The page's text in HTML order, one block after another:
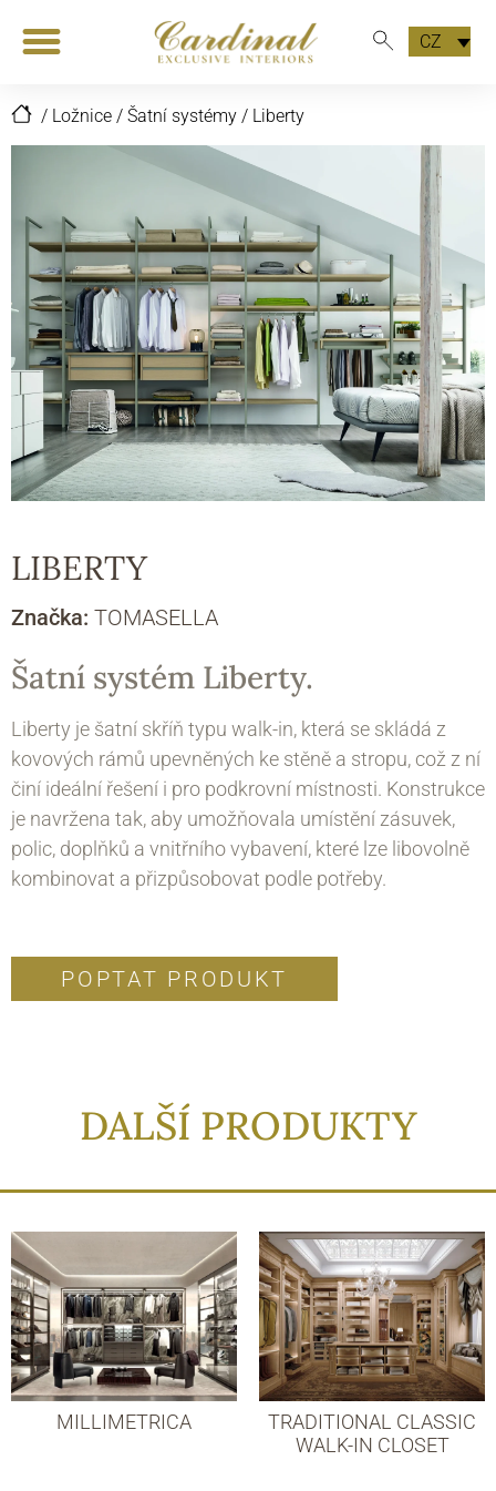
CZ
/ Ložnice / Šatní systémy / Liberty
LIBERTY
Značka: TOMASELLA
Šatní systém Liberty.
Liberty je šatní skříň typu walk-in, která se skládá z
kovových rámů upevněných ke stěně a stropu, což z ní
činí ideální řešení i pro podkrovní místnosti. Konstrukce
je navržena tak, aby umožňovala umístění zásuvek,
polic, doplňků a vnitřního vybavení, které lze libovolně
kombinovat a přizpůsobovat podle potřeby.
POPTAT PRODUKT
DALŠÍ PRODUKTY
MILLIMETRICA
TRADITIONAL CLASSIC
WALK-IN CLOSET